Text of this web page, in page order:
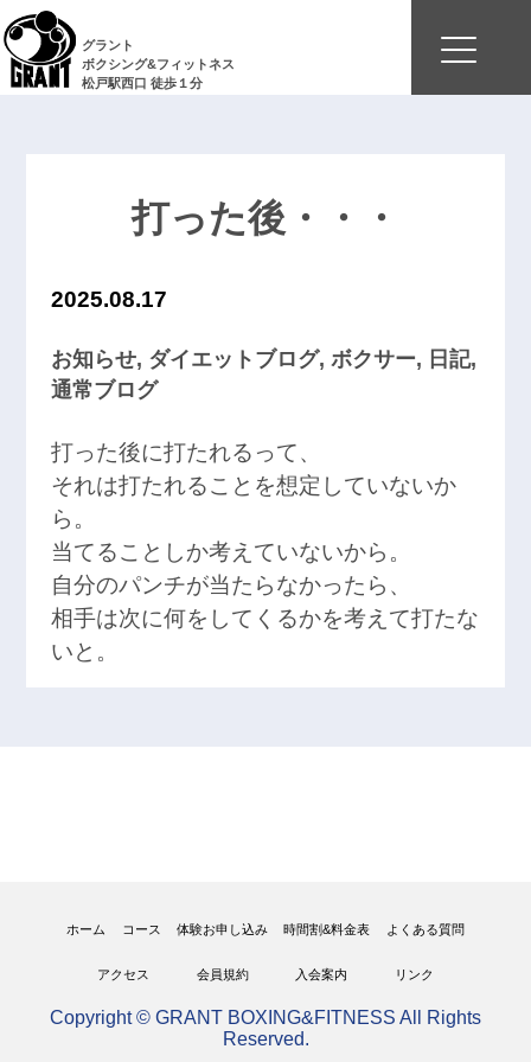
グラント
ボクシング&フィットネス
松戸駅西口 徒歩１分
打った後・・・
2025.08.17
お知らせ, ダイエットブログ, ボクサー, 日記,
通常ブログ
打った後に打たれるって、
それは打たれることを想定していないか
ら。
当てることしか考えていないから。
自分のパンチが当たらなかったら、
相手は次に何をしてくるかを考えて打たな
いと。
ホーム コース 体験お申し込み 時間割&料金表 よくある質問
アクセス 会員規約 入会案内 リンク
Copyright © GRANT BOXING&FITNESS All Rights
Reserved.